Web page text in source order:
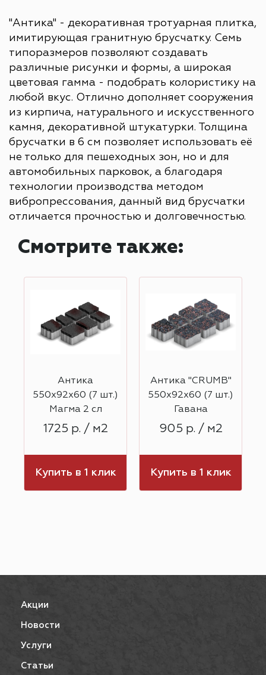
"Антика" - декоративная тротуарная плитка,
имитирующая гранитную брусчатку. Семь
типоразмеров позволяют создавать
различные рисунки и формы, а широкая
цветовая гамма - подобрать колористику на
любой вкус. Отлично дополняет сооружения
из кирпича, натурального и искусственного
камня, декоративной штукатурки. Толщина
брусчатки в 6 см позволяет использовать её
не только для пешеходных зон, но и для
автомобильных парковок, а благодаря
технологии производства методом
вибропрессования, данный вид брусчатки
отличается прочностью и долговечностью.
Смотрите также:
Антика
550х92х60 (7 шт.)
Магма 2 сл
1725 р. / м2
Купить в 1 клик
Антика "CRUMB"
550х92х60 (7 шт.)
Гавана
905 р. / м2
Купить в 1 клик
Акции
Новости
Услуги
Статьи